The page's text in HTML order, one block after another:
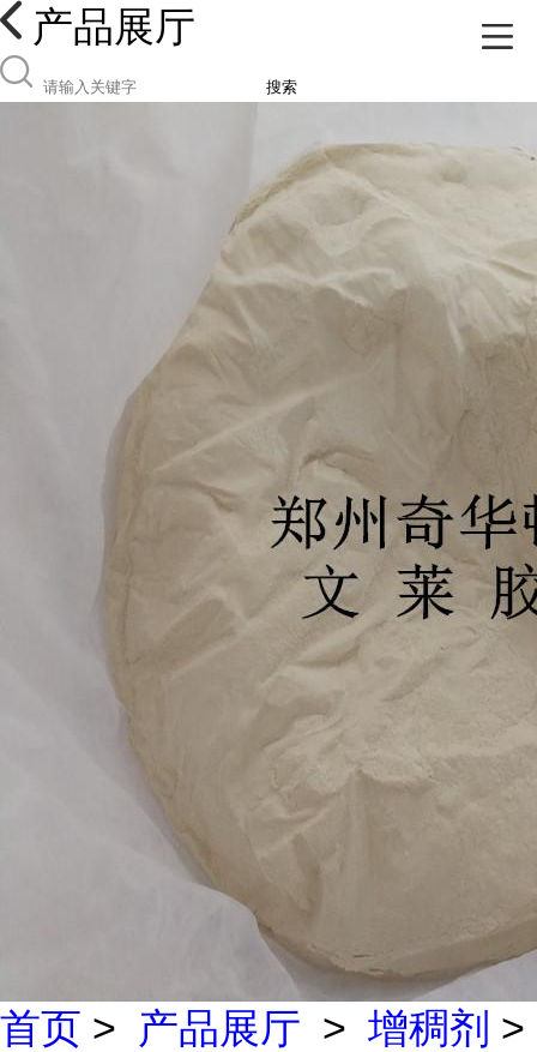
产品展厅
搜索
首页 > 产品展厅 > 增稠剂 >